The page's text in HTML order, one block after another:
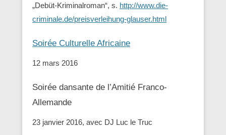
„Debüt-Kriminalroman“, s. http://www.die-
criminale.de/preisverleihung-glauser.html
Soirée Culturelle Africaine
12 mars 2016
Soirée dansante de l’Amitié Franco-
Allemande
23 janvier 2016, avec DJ Luc le Truc